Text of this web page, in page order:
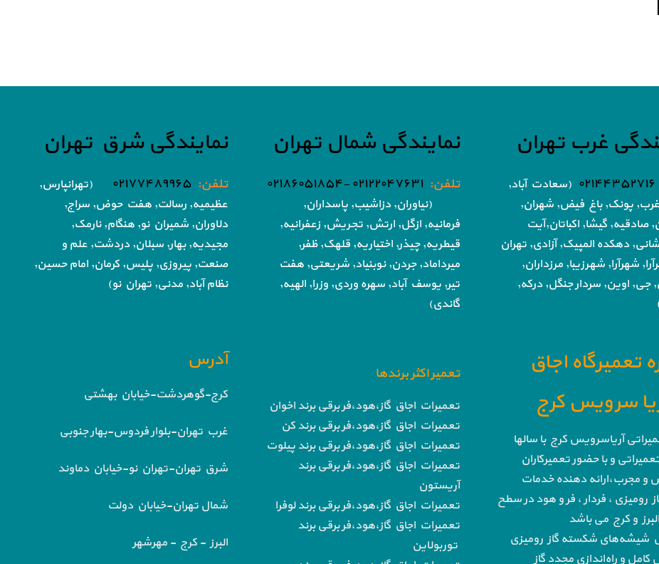
نمایندگی شرق تهران
تلفن: ۰۲۱۷۷۴۸۹۹۶۵
(تهرانپارس,
عظیمیه, رسالت, هفت حوض, سراج,
دلاوران, شمیران نو, هنگام, نارمک,
مجیدیه, بهار, سبلان, دردشت, علم و
صنعت, پیروزی, پلیس, کرمان, امام حسین,
نظام آباد, مدنی, تهران نو)
آدرس
کرج-گوهردشت-خیابان بهشتی
غرب تهران-بلوار فردوس-بهار جنوبی
شرق تهران-تهران نو-خیابان دماوند
شمال تهران-خیابان دولت
البرز - کرج - مهرشهر
نمایندگی شمال تهران
تلفن: ۰۲۱۲۲۰۴۷۶۳۱ -۰۲۱۸۶۰۵۱۸۵۴
(نیاوران, دزاشیب, پاسداران,
فرمانیه, ازگل, ارتش, تجریش, زعفرانیه,
قیطریه, چیذر, اختیاریه, قلهک, ظفر,
میرداماد, جردن, نوبنیاد, شریعتی, هفت
تیر, یوسف آباد, سهره وردی, وزرا, الهیه,
گاندی)
تعمیر اکثر برندها
تعمیرات اجاق گاز،هود،فر برقی برند اخوان
تعمیرات اجاق گاز،هود،فر برقی برند کن
تعمیرات اجاق گاز،هود،فر برقی برند پیلوت
تعمیرات اجاق گاز،هود،فر برقی برند
آریستون
تعمیرات اجاق گاز،هود،فر برقی برند لوفرا
تعمیرات اجاق گاز،هود،فر برقی برند
توربولاین
غرب تهران
۰۲۱۴۴۳۵۲۷۱۶ (سعادت آباد,
پونک, باغ فیض, شهران,
صادقیه, گیشا, اکباتان,آیت
دهکده المپیک, آزادی, تهران
شهرآرا, شهرزیبا, مرزداران,
جی, اوین, سردار جنگل, درکه,
تعمیرگاه اجاق
سرویس کرج
آریاسرویس کرج با سالها
و با حضور تعمیرکاران
مجرب،ارائه دهنده خدمات
رومیزی ، فردار ، فر و هود در سطح
و کرج می باشد
شکسته گاز رومیزی
و راه‌اندازی مجدد گاز